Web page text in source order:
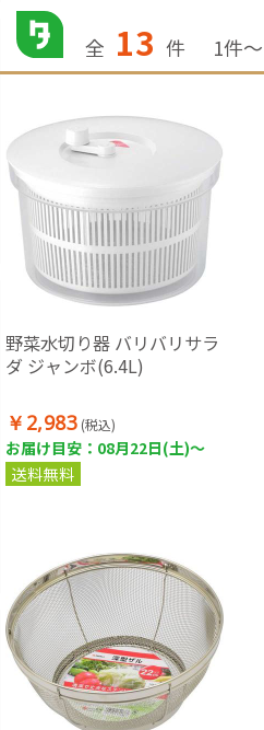
全 13 件 1件〜
野菜水切り器 バリバリサラ
ダ ジャンボ(6.4L)
￥2,983 (税込)
お届け目安：08月22日(土)～
送料無料